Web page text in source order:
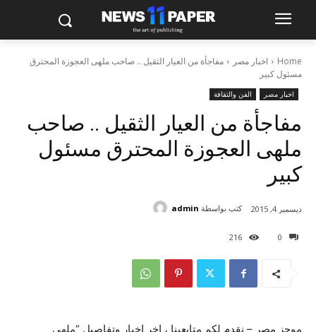
Home اخبار مصر
مفاجأة من العيار الثقيل .. صاحب ملهى العجوزة المحترق
مسئول كبير
اخبار مصر الفن والثقافة
مفاجأة من العيار الثقيل .. صاحب
ملهى العجوزة المحترق مسئول
كبير
0
216
ديسمبر 4, 2015 كتب بواسطة admin
موجز مصر – نقدم لكم متابعينا ، اخر اخبار وتفاصيل “ملهي